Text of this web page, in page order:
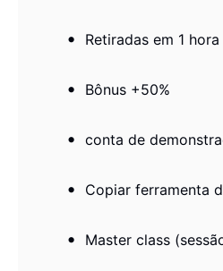
Retiradas em 1 hora
Bônus +50%
conta de
Copiar ferramenta
Master class